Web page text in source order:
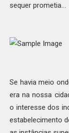
sequer prometia…
Se havia meio
era na nossa
o interesse dos
estabelecimento